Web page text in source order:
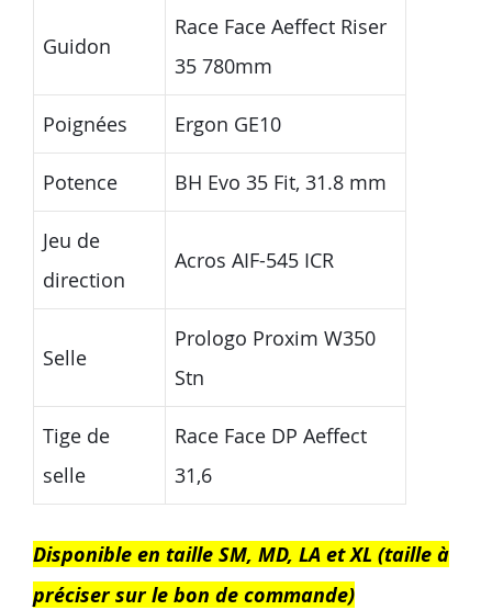
Guidon
Race Face Aeffect Riser
35 780mm
Poignées Ergon GE10
Potence BH Evo 35 Fit, 31.8 mm
Jeu de
direction
Acros AIF-545 ICR
Selle
Prologo Proxim W350
Stn
Tige de
selle
Race Face DP Aeffect
31,6
Disponible en taille SM, MD, LA et XL (taille à
préciser sur le bon de commande)